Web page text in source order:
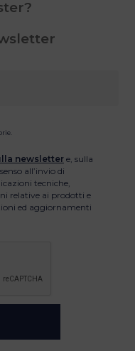
newslettere, sulla
all’invio di
tecniche,
relative ai prodotti e
ed aggiornamenti